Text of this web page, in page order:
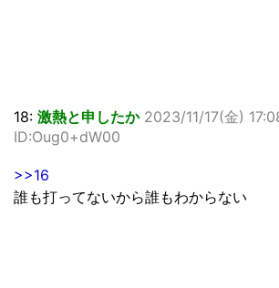
18: 激熱と申したか 2023/11/17(金)
ID:Oug0+dW00
>>16
誰も打ってないから誰もわからない